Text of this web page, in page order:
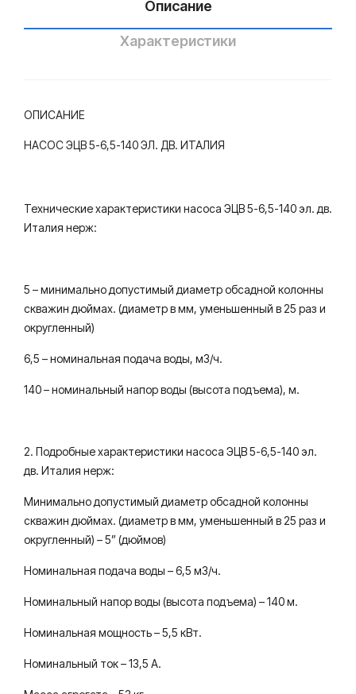
Описание
Характеристики
ОПИСАНИЕ
НАСОС ЭЦВ 5-6,5-140 ЭЛ. ДВ. ИТАЛИЯ
Технические характеристики насоса ЭЦВ 5-6,5-140 эл. дв.
Италия нерж:
5 – минимально допустимый диаметр обсадной колонны
скважин дюймах. (диаметр в мм, уменьшенный в 25 раз и
округленный)
6,5 – номинальная подача воды, м3/ч.
140 – номинальный напор воды (высота подъема), м.
2. Подробные характеристики насоса ЭЦВ 5-6,5-140 эл.
дв. Италия нерж:
Минимально допустимый диаметр обсадной колонны
скважин дюймах. (диаметр в мм, уменьшенный в 25 раз и
округленный) – 5” (дюймов)
Номинальная подача воды – 6,5 м3/ч.
Номинальный напор воды (высота подъема) – 140 м.
Номинальная мощность – 5,5 кВт.
Номинальный ток – 13,5 А.